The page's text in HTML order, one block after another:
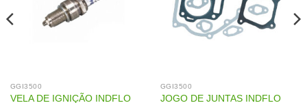
GGI3500
VELA DE IGNIÇÃO INDFLO
GGI3500
JOGO DE JUNTAS INDFLO